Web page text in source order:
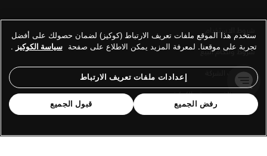
شروط الاستخدام
شروط وأحكام البيع
معلومات الشركة
سياسة الخصوصية والكوكيز
ستخدم هذا الموقع ملفات تعريف الارتباط (كوكيز) لضمان حصولك على أفضل
تجربة على موقعنا. لمعرفة المزيد يمكن الاطلاع على صفحة سياسة الكوكيز .
إعدادات ملفات تعريف الارتباط
رفض الجميع قبول الجميع